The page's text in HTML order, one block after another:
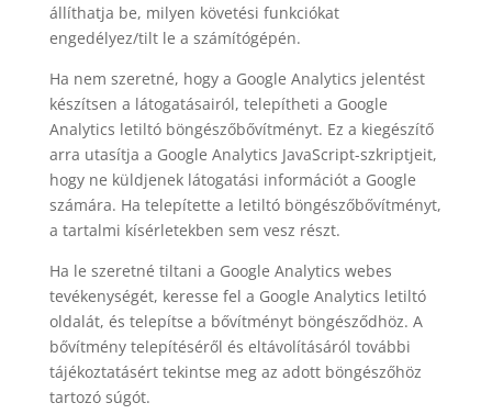
állíthatja be, milyen követési funkciókat
engedélyez/tilt le a számítógépén.
Ha nem szeretné, hogy a Google Analytics jelentést
készítsen a látogatásairól, telepítheti a Google
Analytics letiltó böngészőbővítményt. Ez a kiegészítő
arra utasítja a Google Analytics JavaScript-szkriptjeit,
hogy ne küldjenek látogatási információt a Google
számára. Ha telepítette a letiltó böngészőbővítményt,
a tartalmi kísérletekben sem vesz részt.
Ha le szeretné tiltani a Google Analytics webes
tevékenységét, keresse fel a Google Analytics letiltó
oldalát, és telepítse a bővítményt böngésződhöz. A
bővítmény telepítéséről és eltávolításáról további
tájékoztatásért tekintse meg az adott böngészőhöz
tartozó súgót.